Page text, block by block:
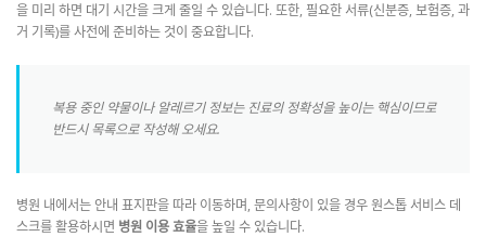
을 미리 하면 대기 시간을 크게 줄일 수 있습니다. 또한, 필요한 서류(신분증, 보험증, 과
거 기록)를 사전에 준비하는 것이 중요합니다.
복용 중인 약물이나 알레르기 정보는 진료의 정확성을 높이는 핵심이므로
반드시 목록으로 작성해 오세요.
병원 내에서는 안내 표지판을 따라 이동하며, 문의사항이 있을 경우 원스톱 서비스 데
스크를 활용하시면 병원 이용 효율을 높일 수 있습니다.